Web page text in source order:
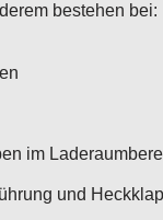
bestehen bei:
im
und